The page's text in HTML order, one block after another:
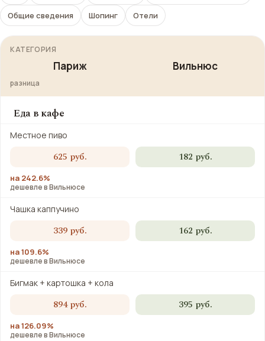
Общие сведения
Шопинг Отели
КАТЕГОРИЯ
Париж Вильнюс
разница
Еда в кафе
Местное пиво
625 руб. 182 руб.
на 242.6%
дешевле в Вильнюсе
Чашка каппучино
339 руб. 162 руб.
на 109.6%
дешевле в Вильнюсе
Бигмак + картошка + кола
894 руб. 395 руб.
на 126.09%
дешевле в Вильнюсе